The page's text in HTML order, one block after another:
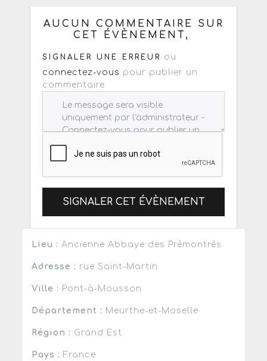
: mail / forum / réseau social
AUCUN COMMENTAIRE SUR
CET ÉVÈNEMENT,
SIGNALER UNE ERREUR
ou
connectez-vous pour publier un
commentaire
SIGNALER CET ÉVÈNEMENT
Lieu : Ancienne Abbaye des Prémontrés
Adresse : rue Saint-Martin
Ville : Pont-à-Mousson
Département : Meurthe-et-Moselle
Région : Grand Est
Pays : France